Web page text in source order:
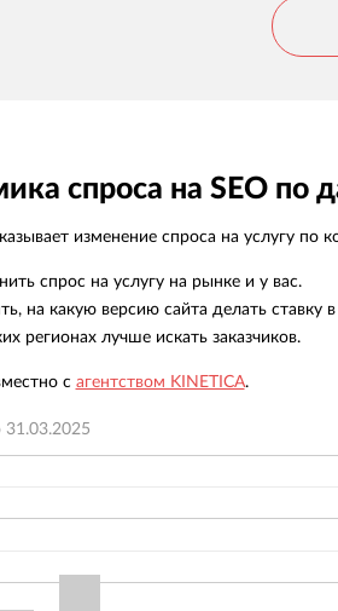
напрямую повлияло на увеличение числа
заказов. Рекомендуем как надежного
спроса на SEO по
изменение спроса на услугу по
спрос на услугу на рынке и у вас.
на какую версию сайта делать
регионах лучше искать заказчиков.
с агентством KINETICA.
31.03.2025